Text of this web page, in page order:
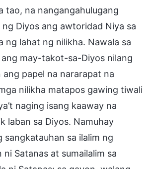
tao, na nangangahulugang
ng Diyos ang awtoridad Niya sa
ng lahat ng nilikha. Nawala sa
may-takot-sa-Diyos nilang
ang papel na nararapat na
nilikha matapos gawing tiwali
naging isang kaaway na
laban sa Diyos. Namuhay
sangkatauhan sa ilalim ng
ni Satanas at sumailalim sa